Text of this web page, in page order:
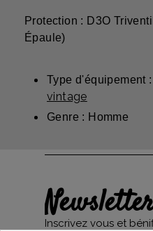
Protection : D3O
Épaule)
Type d'équipement :
vintage
Genre : Homme
Inscrivez vous et